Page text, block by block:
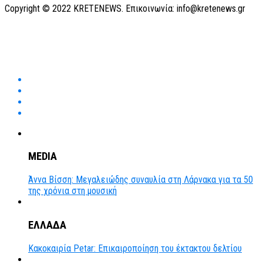
Copyright © 2022 KRETENEWS. Επικοινωνία: info@kretenews.gr
MEDIA
Άννα Βίσση: Μεγαλειώδης συναυλία στη Λάρνακα για τα 50
της χρόνια στη μουσική
ΕΛΛΑΔΑ
Κακοκαιρία Petar: Επικαιροποίηση του έκτακτου δελτίου